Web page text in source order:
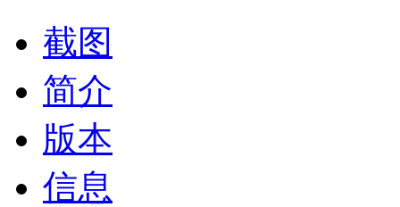
截图
简介
版本
信息